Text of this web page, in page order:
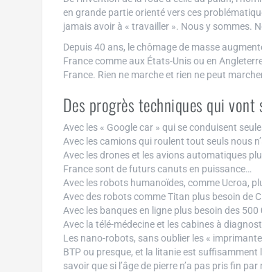
en grande partie orienté vers ces
jamais avoir à « travailler ». Nous y sommes.
Depuis 40 ans, le chômage de masse
France comme aux États-Unis ou en
France. Rien ne marche et rien ne peut
Des progrès techniques qui
Avec les « Google car » qui se conduisent
Avec les camions qui roulent tout seuls nous
Avec les drones et les avions automatiques
France sont de futurs canuts en puissance…
Avec les robots humanoïdes, comme Ucroa,
Avec des robots comme Titan plus besoin de
Avec les banques en ligne plus besoin des
Avec la télé-médecine et les cabines à
Les nano-robots, sans oublier les «
BTP ou presque, et la litanie est suffisamment
savoir que si l’âge de pierre n’a pas pris fin